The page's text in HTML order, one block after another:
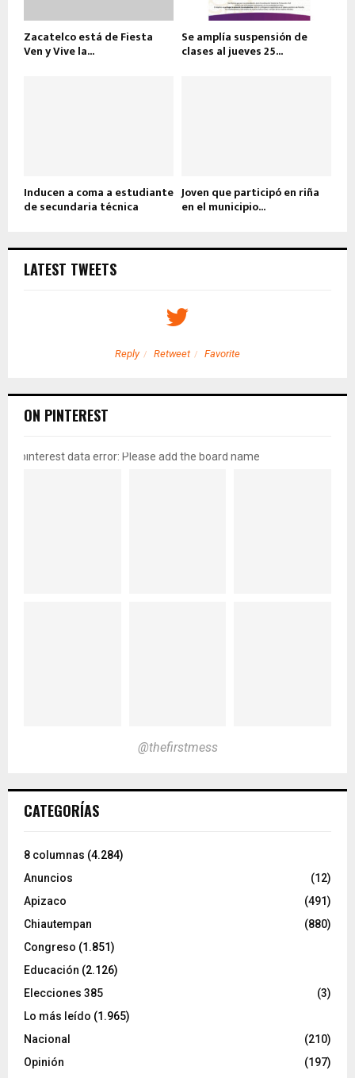
Zacatelco está de Fiesta
Ven y Vive la...
Se amplía suspensión de
clases al jueves 25...
Inducen a coma a estudiante
de secundaria técnica
Joven que participó en riña
en el municipio...
LATEST TWEETS
Reply Retweet Favorite
ON PINTEREST
pinterest data error: Please add the board name
@thefirstmess
CATEGORÍAS
8 columnas (4.284)
Anuncios
(12)
Apizaco
(491)
Chiautempan
(880)
Congreso (1.851)
Educación (2.126)
Elecciones 385
(3)
Lo más leído (1.965)
Nacional
(210)
Opinión
(197)